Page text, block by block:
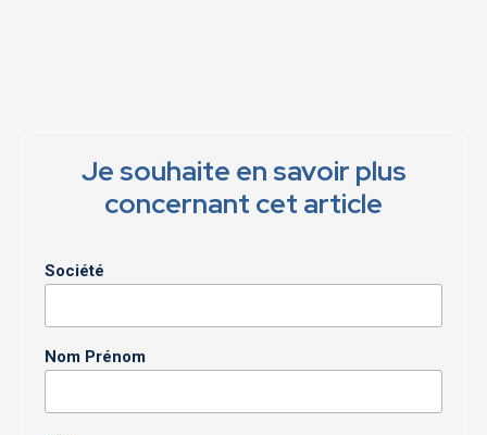
Je souhaite en savoir plus
concernant cet article
Société
Nom Prénom